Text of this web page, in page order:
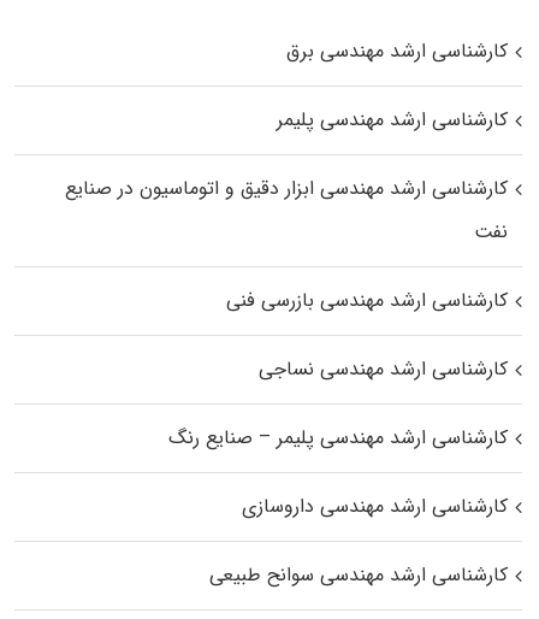
کارشناسی ارشد مهندسی برق
کارشناسی ارشد مهندسی پلیمر
کارشناسی ارشد مهندسی ابزار دقیق و اتوماسیون در صنایع
نفت
کارشناسی ارشد مهندسی بازرسی فنی
کارشناسی ارشد مهندسی نساجی
کارشناسی ارشد مهندسی پلیمر – صنایع رنگ
کارشناسی ارشد مهندسی داروسازی
کارشناسی ارشد مهندسی سوانح طبیعی